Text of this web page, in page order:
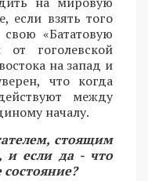
если взять того
«Бататовую
гоголевской
на запад и
что когда
между
началу.
стоящим
и если да - что